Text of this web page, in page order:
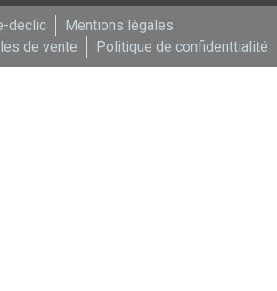
declic
Mentions légales
de vente
Politique de confidenttialité